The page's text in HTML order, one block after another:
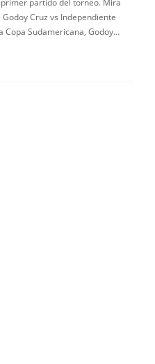
partido del torneo. Mira
Cruz vs Independiente
Copa Sudamericana, Godoy…